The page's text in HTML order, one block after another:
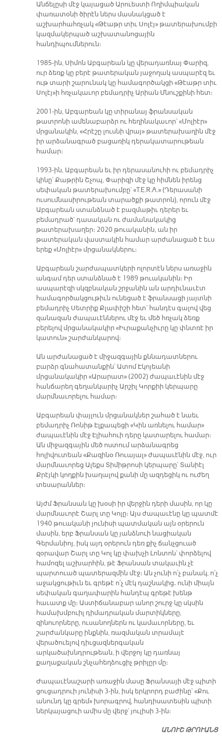
Անճելըսի մէջ կայացած Արուեստի Ողիմպիական
փառատօնի ծիրէն ներս մասնակցած է
աշխարհահռչակ «Թէաթր տիւ Սոլէյ» թատերախումբի
կազմակերպած աշխատանոցային
հանդիպումներուն։
1985-ին, Սիմոն Աբգարեան կը վերադառնայ Փարիզ,
ուր ձեռք կը բերէ թատերական յաջողակ ասպարէզ եւ
ութ տարի շարունակ կը համագործակցի «Թէաթր տիւ
Սոլէյ»ի հռչակաւոր բեմադրիչ Արիան Մնուշքինի հետ։
2001-ին, Աբգարեան կը տիրանայ ֆրանսական
թատրոնի ամենաբարձր ու հեղինակաւոր՝ «Մոլիէր»
մրցանակին, «Հրէշը լուսնի վրայ» թատերախաղին մէջ
իր արձանագրած բացառիկ դերակատարութեան
համար։
1993-ին, Աբգարեան եւ իր դերասանուհի ու բեմադրիչ
կինը՝ Քաթրին Շչոպ, Փարիզի մէջ կը հիմնեն իրենց
սեփական թատերախումբը՝ «T.E.R.A.» (Դերասանի
ուսումնասիրութեան տարածքի թատրոն), որուն մէջ
Աբգարեան ստանձնած է բազմաթիւ դերեր եւ
բեմադրած՝ դասական ու ժամանակակից
թատերախաղեր։ 2020 թուականին, ան իր
թատերական վաստակին համար արժանացած է եւս
երեք «Մոլիէր» մրցանակներու։
Աբգարեան շարժապատկերի ոլորտէն ներս առաջին
անգամ դեր ստանձնած է 1989 թուականին։ Իր
ասպարէզի սկզբնական շրջանին ան արդիւնաւէտ
համագործակցութիւն ունեցած է ֆրանսացի յայտնի
բեմադրիչ Սետրիք Քլափիշի հետ՝ հանդէս գալով վեց
զանազան ժապաւէններու մէջ եւ մեծ հռչակ ձեռք
բերելով մրցանակակիր «Իւրաքանչիւրը կը փնտռէ իր
կատուն» շարժանկարով։
Ան արժանացած է միջազգային քննադատներու
բարձր գնահատանքին՝ Ատոմ Էկոյեանի
մրցանակակիր «Արարատ» (2002) ժապաւէնին մէջ
հանճարեղ գեղանկարիչ Արշիլ Կորքիի կերպարը
մարմնաւորելու համար։
Աբգարեան փայլուն մրցանակներ շահած է նաեւ
բեմադրիչ Ռոնիթ Էլքապեցի «Կին առնելու համար»
ժապաւէնին մէջ Էլիահուի դերը կատարելու համար։
Ան միջազգային մեծ ոստում արձանագրեց
հոլիվուտեան «Քազինօ Ռուայալ» ժապաւէնին մէջ, ուր
մարմնաւորեց Ալեքս Տիմիթրոսի կերպարը՝ Տանիէլ
Քրէյկի կողքին խաղալով քանի մը ազդեցիկ ու ուժեղ
տեսարաններ։
Այժմ Ֆրանսան կը խօսի իր վերջին դերի մասին, որ կը
մարմնաւորէ Շարլ տը Կոլը։ Այս ժապաւէնը կը պատմէ
1940 թուականի յունիսի պատմական այն օրերուն
մասին, երբ Ֆրանսան կը յանձնուի նացիական
Գերմանիոյ, իսկ այդ օրերուն դեռ քիչ ճանչցուած
զօրավար Շարլ տը Կոլ կը փախչի Լոնտոն՝ փորձելով
համոզել աշխարհին, թէ Ֆրանսան տակաւին չէ
պարտուած պատերազմին մէջ։ Ան չունի ո՛չ բանակ, ո՛չ
աջակցութիւն եւ գրեթէ ո՛չ մէկ դաշնակից․ ունի միայն
սեփական գաղափարին հանդէպ գրեթէ խենթ
հաւատք մը։ Աստիճանաբար անոր շուրջ կը սկսին
համախմբուիլ դիմադրական մարտիկները,
զինուորները, ուսանողներն ու կամաւորները, եւ
շարժանկարը ինքնին, ռազմական տրամայէ
վերածուելով դիւցազներգական
արկածախնդրութեան, ի վերջոյ կը դառնայ
քաղաքական շնչահեղձուցիչ թրիլըր մը։
Ժապաւէնաշարի առաջին մասը Ֆրանսայի մէջ պիտի
ցուցադրուի յունիսի 3-ին, իսկ երկրորդ բաժինը՝ «Քու
անունդ կը գրեմ» խորագրով, հանդիսատեսին պիտի
ներկայացուի ամիս մը վերջ՝ յուլիսի 3-ին։
ԱՆՈՒՇ ԹՐՈՒԱՆՑ